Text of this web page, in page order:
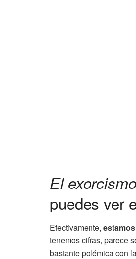
El
puedes ver
Efectivamente,
tenemos cifras, parece
bastante polémica con